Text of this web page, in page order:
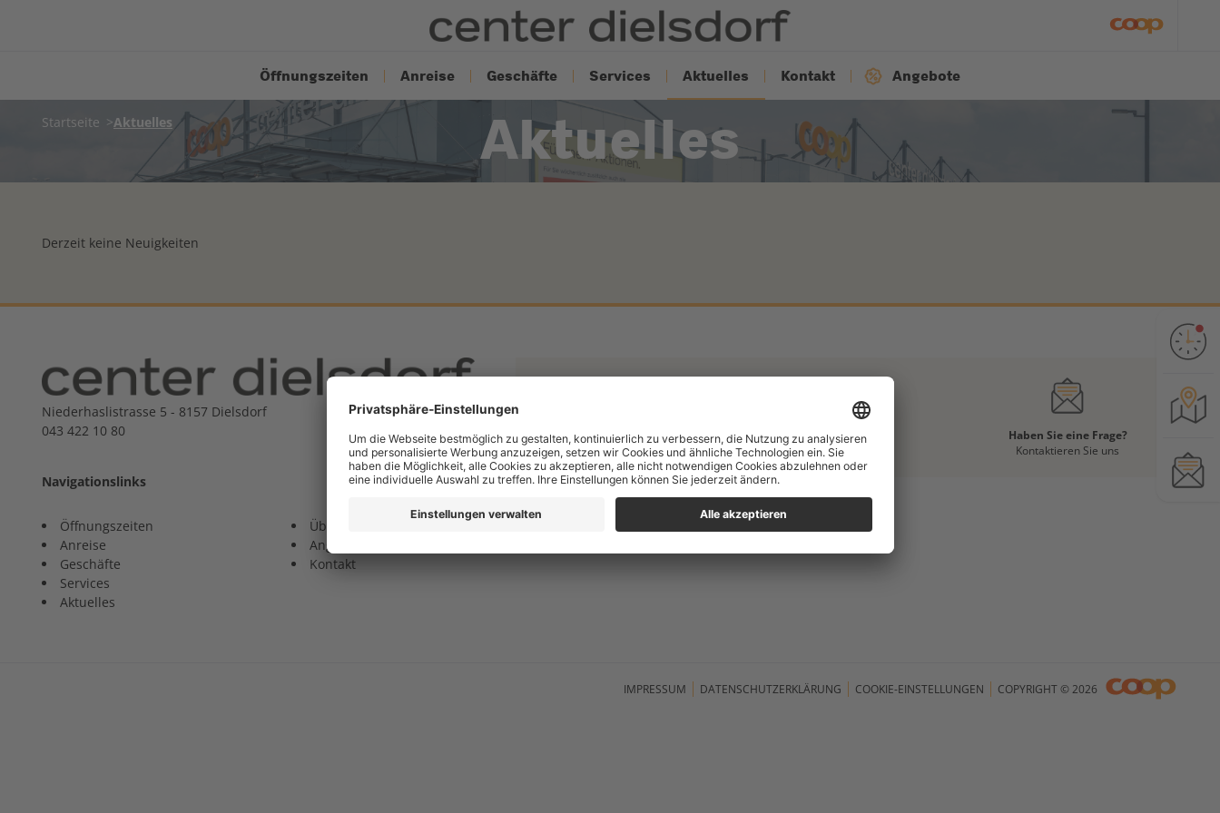
Öffnungszeiten Anreise Geschäfte Services Aktuelles Kontakt Angebote
Startseite Aktuelles Aktuelles
Derzeit keine Neuigkeiten
Niederhaslistrasse 5 - 8157 Dielsdorf
043 422 10 80
Navigationslinks
Öffnungszeiten
Anreise
Geschäfte
Services
Aktuelles
Über uns
Angebote
Kontakt
Wir haben geschlossen
Alle Öffnungszeiten
Anreise
Besuchen Sie uns
Haben Sie eine Frage?
Kontaktieren Sie uns
IMPRESSUM DATENSCHUTZERKLÄRUNG COOKIE-EINSTELLUNGEN COPYRIGHT © 2026